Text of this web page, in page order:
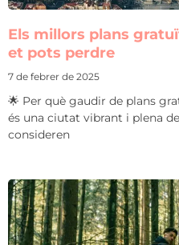
Els millors plans
et pots perdre
7 de febrer de 2025
🌟 Per què gaudir de plans
és una ciutat vibrant i plena
consideren